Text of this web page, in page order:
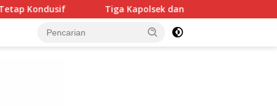
Tiga Kapolsek dan Pejabat Utama di Polresta Deli Serdang